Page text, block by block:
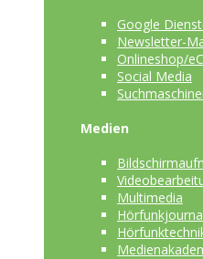
Google
Newsletter-
Onlineshop/
Social Media
Medien
Multimedia